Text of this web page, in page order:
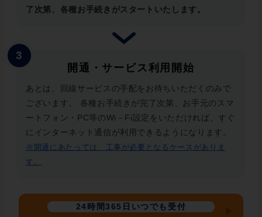
了次第、各種お手続きがスタートいたします。
開通・サービス利用開始
あとは、回線サービスの手配をお待ちいただくのみで
ございます。 各種お手続きが完了次第、お手元のスマ
ートフォン・PC等のWi－Fi設定をいただければ、すぐ
にインターネット通信が利用できるようになります。
※開通にあたっては、工事が必要となるケースがありま
す。
24時間365日いつでも受付